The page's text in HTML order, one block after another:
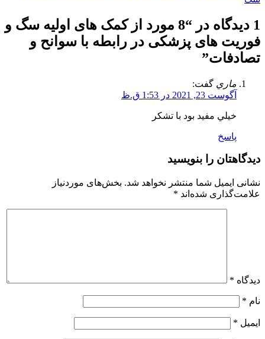
1 دیدگاه در “
8 مورد از کمک های اولیه سگ و
فوریت های پزشکی در رابطه با سوانح و
تصادفات”
ماري گفت:
آگوست 23, 2021 در 1:53 ق.ظ
خيلي مفيد بود با تشكر
پاسخ
دیدگاهتان را بنویسید
نشانی ایمیل شما منتشر نخواهد شد. بخش‌های موردنیاز
علامت‌گذاری شده‌اند *
دیدگاه *
نام *
ایمیل *